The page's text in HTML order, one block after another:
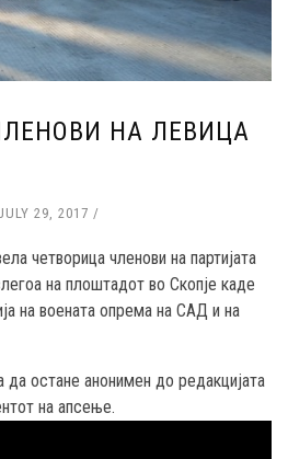
НА ЛЕВИЦА
29, 2017
четворица членови на партијата
на плоштадот во Скопје каде
на воената опрема на САД и на
да остане анонимен до редакцијата
на апсење.